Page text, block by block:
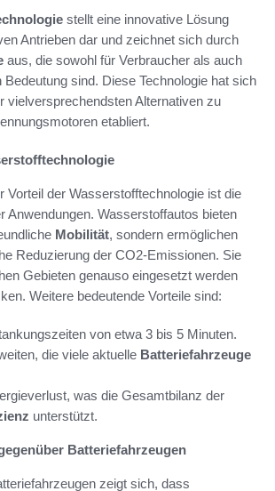
stellt eine innovative Lösung
Antrieben dar und zeichnet sich durch
aus, die sowohl für Verbraucher als auch
sind. Diese Technologie hat sich
vielversprechendsten Alternativen zu
etabliert.
Vorteil der Wasserstofftechnologie ist die
Anwendungen. Wasserstoffautos bieten
Mobilität, sondern ermöglichen
Reduzierung der CO2-Emissionen. Sie
Gebieten genauso eingesetzt werden
Weitere bedeutende Vorteile sind:
von etwa 3 bis 5 Minuten.
die viele aktuelle Batteriefahrzeuge
was die Gesamtbilanz der
unterstützt.
Batteriefahrzeugen
zeigt sich, dass